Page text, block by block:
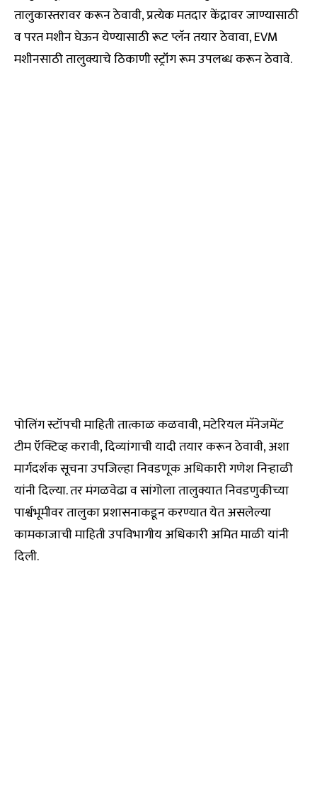
तालुकास्तरावर करून ठेवावी, प्रत्येक मतदार केंद्रावर जाण्यासाठी
व परत मशीन घेऊन येण्यासाठी रूट प्लॅन तयार ठेवावा, EVM
मशीनसाठी तालुक्याचे ठिकाणी स्ट्रॉंग रूम उपलब्ध करून ठेवावे.
पोलिंग स्टॉपची माहिती तात्काळ कळवावी, मटेरियल मॅनेजमेंट
टीम ऍक्टिव्ह करावी, दिव्यांगाची यादी तयार करून ठेवावी, अशा
मार्गदर्शक सूचना उपजिल्हा निवडणूक अधिकारी गणेश निऱ्हाळी
यांनी दिल्या. तर मंगळवेढा व सांगोला तालुक्यात निवडणुकीच्या
पार्श्वभूमीवर तालुका प्रशासनाकडून करण्यात येत असलेल्या
कामकाजाची माहिती उपविभागीय अधिकारी अमित माळी यांनी
दिली.